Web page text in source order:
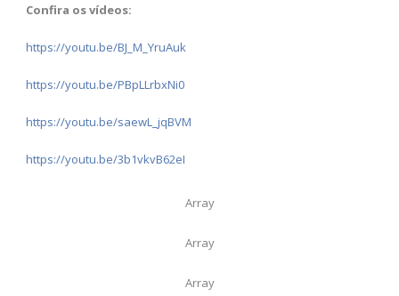
Confira os vídeos:
https://youtu.be/BJ_M_YruAuk
https://youtu.be/PBpLLrbxNi0
https://youtu.be/saewL_jqBVM
https://youtu.be/3b1vkvB62eI
Array
Array
Array